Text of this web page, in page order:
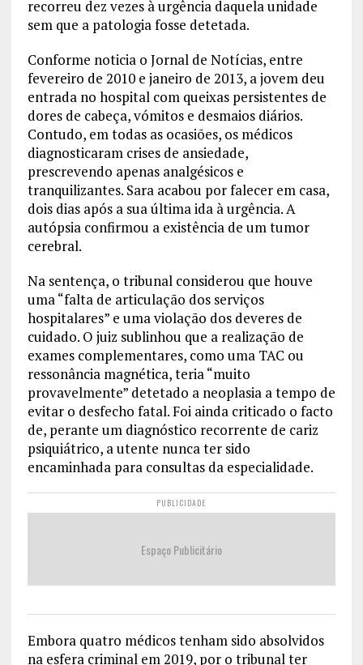
recorreu dez vezes à urgência daquela unidade
sem que a patologia fosse detetada.
Conforme noticia o Jornal de Notícias, entre
fevereiro de 2010 e janeiro de 2013, a jovem deu
entrada no hospital com queixas persistentes de
dores de cabeça, vómitos e desmaios diários.
Contudo, em todas as ocasiões, os médicos
diagnosticaram crises de ansiedade,
prescrevendo apenas analgésicos e
tranquilizantes. Sara acabou por falecer em casa,
dois dias após a sua última ida à urgência. A
autópsia confirmou a existência de um tumor
cerebral.
Na sentença, o tribunal considerou que houve
uma “falta de articulação dos serviços
hospitalares” e uma violação dos deveres de
cuidado. O juiz sublinhou que a realização de
exames complementares, como uma TAC ou
ressonância magnética, teria “muito
provavelmente” detetado a neoplasia a tempo de
evitar o desfecho fatal. Foi ainda criticado o facto
de, perante um diagnóstico recorrente de cariz
psiquiátrico, a utente nunca ter sido
encaminhada para consultas da especialidade.
PUBLICIDADE
Espaço Publicitário
Embora quatro médicos tenham sido absolvidos
na esfera criminal em 2019, por o tribunal ter